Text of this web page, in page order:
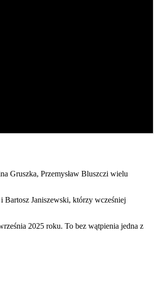
Gruszka, Przemysław Bluszczi wielu
Bartosz Janiszewski, którzy wcześniej
2025 roku. To bez wątpienia jedna z